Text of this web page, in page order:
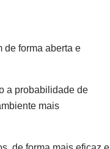
de forma aberta e
a probabilidade de
mais